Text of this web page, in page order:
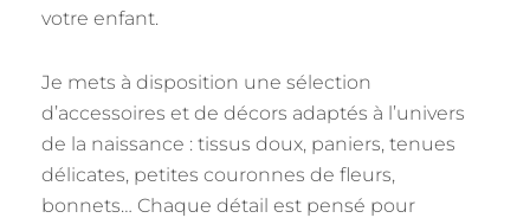
votre enfant.
Je mets à disposition une sélection
d’accessoires et de décors adaptés à l’univers
de la naissance : tissus doux, paniers, tenues
délicates, petites couronnes de fleurs,
bonnets… Chaque détail est pensé pour